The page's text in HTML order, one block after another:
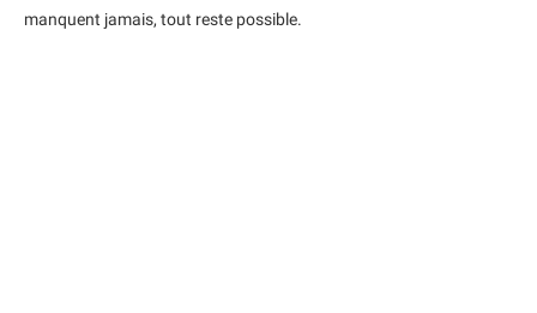
manquent jamais, tout reste possible.